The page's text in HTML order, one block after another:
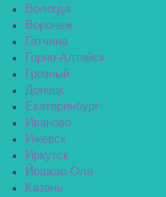
Вологда
Воронеж
Гатчина
Горно-Алтайск
Грозный
Донецк
Екатеринбург
Иваново
Ижевск
Иркутск
Йошкар-Ола
Казань